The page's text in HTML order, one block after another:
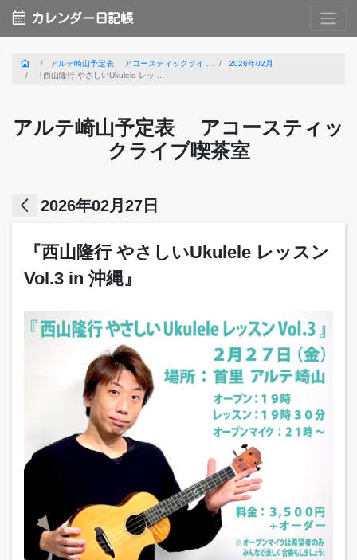
calendar_month カレンダー日記帳
home アルテ崎山予定表 アコースティックライ ...
2026年02月
『西山隆行 やさしいUkulele レッ ...
アルテ崎山予定表 アコースティッ
クライブ喫茶室
arrow_back_ios 2026年02月27日
『西山隆行 やさしいUkulele レッスン
Vol.3 in 沖縄』